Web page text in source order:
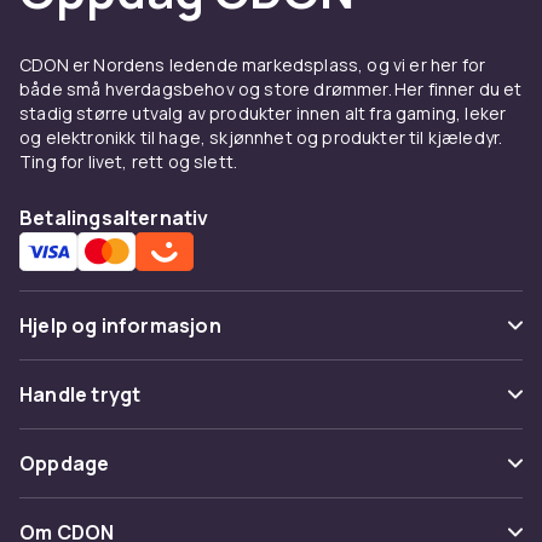
innen kommunikasjon og telekommunikasjon.
Vurder kompatibilitet, rekkevidde, batteritid og
ønskede funksjoner. Velg produkter fra
anerkjente merker for best kvalitet.
privatradioer fra ledende produsenter til
konkurransedyktige priser med rask levering
og enkel retur.
Produktegenskaper og
kjøpsguide for Privatradioer
Privatradioer er en viktig produktkategori
innen kommunikasjon og telekommunikasjon.
Vurder kompatibilitet, rekkevidde, batteritid og
ønskede funksjoner. Velg produkter fra
anerkjente merker for best kvalitet.
CDON er Nordens ledende markedsplass, og vi er her for
både små hverdagsbehov og store drømmer. Her finner du et
stadig større utvalg av produkter innen alt fra gaming, leker
og elektronikk til hage, skjønnhet og produkter til kjæledyr.
Ting for livet, rett og slett.
Betalingsalternativ
Hjelp og informasjon
Vanlige spørsmål
Spor pakke
Angre & returner her
Kontakt oss
Handle trygt
Betaling
Levering
Oppdage
Kategorier
Om CDON